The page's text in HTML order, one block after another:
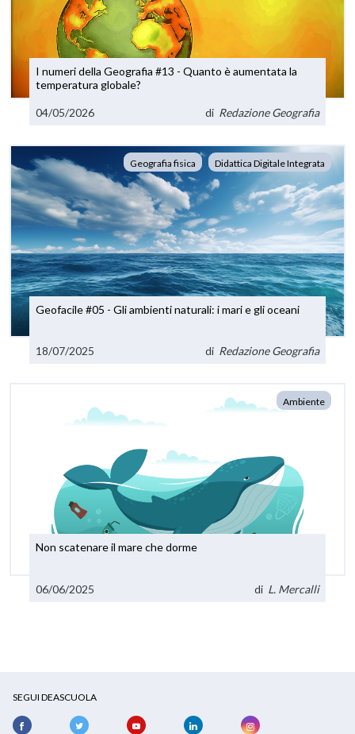
I numeri della Geografia #13 - Quanto è aumentata la
temperatura globale?
04/05/2026 di Redazione Geografia
Geografia fisica Didattica Digitale Integrata
Geofacile #05 - Gli ambienti naturali: i mari e gli oceani
18/07/2025 di Redazione Geografia
Ambiente
Non scatenare il mare che dorme
06/06/2025 di L. Mercalli
SEGUI DEASCUOLA